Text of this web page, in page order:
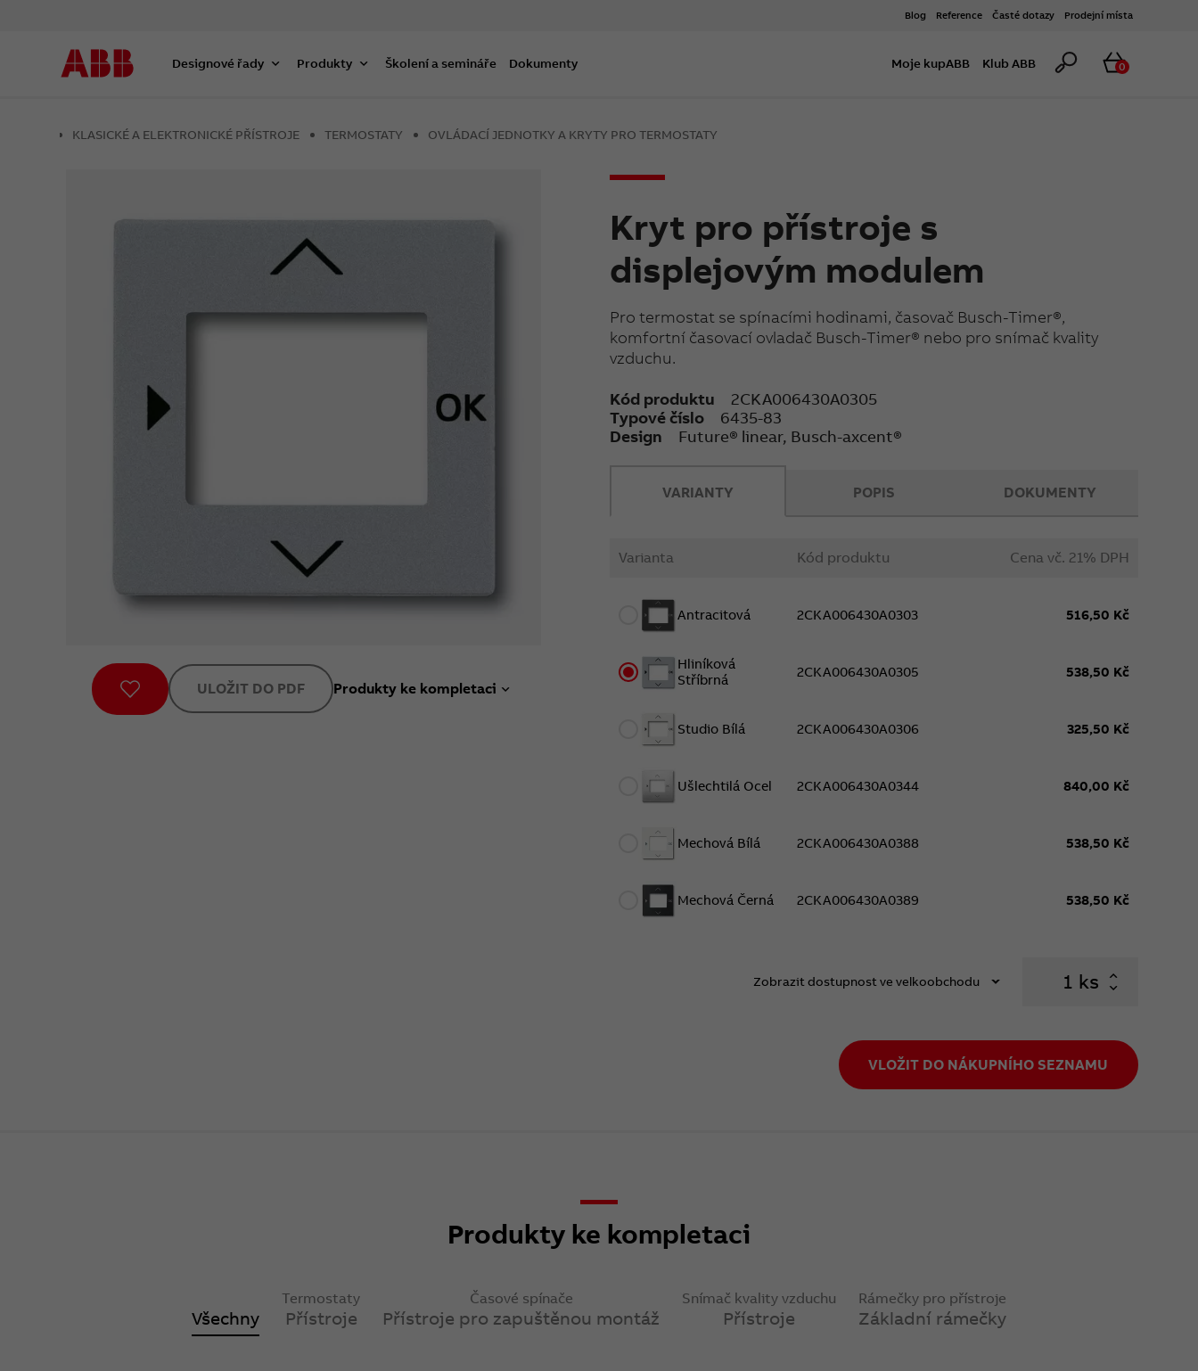
Blog Reference Časté dotazy Prodejní místa
Designové řady Produkty Školení a semináře Dokumenty Moje kupABB Klub ABB Hledat
0
KLASICKÉ A ELEKTRONICKÉ PŘÍSTROJE TERMOSTATY OVLÁDACÍ JEDNOTKY A KRYTY PRO TERMOSTATY
Kryt pro přístroje s
displejovým modulem
Pro termostat se spínacími hodinami, časovač Busch-Timer®,
komfortní časovací ovladač Busch-Timer® nebo pro snímač kvality
vzduchu.
Kód produktu
2CKA006430A0305
Typové číslo
6435-83
Design
Future® linear, Busch-axcent®
ULOŽIT DO PDF Produkty ke kompletaci
VARIANTY
Varianta Kód produktu Cena vč. 21% DPH
Antracitová 2CKA006430A0303 516,50 Kč
Hliníková
Stříbrná
2CKA006430A0305 538,50 Kč
Studio Bílá 2CKA006430A0306 325,50 Kč
Ušlechtilá Ocel 2CKA006430A0344 840,00 Kč
Mechová Bílá 2CKA006430A0388 538,50 Kč
Mechová Černá 2CKA006430A0389 538,50 Kč
Zobrazit dostupnost ve velkoobchodu ks
VLOŽIT DO NÁKUPNÍHO SEZNAMU
POPIS DOKUMENTY
Produkty ke kompletaci
Všechny
Termostaty
Přístroje
Časové spínače
Přístroje pro zapuštěnou montáž
Snímač kvality vzduchu
Přístroje
Rámečky pro přístroje
Základní rámečky